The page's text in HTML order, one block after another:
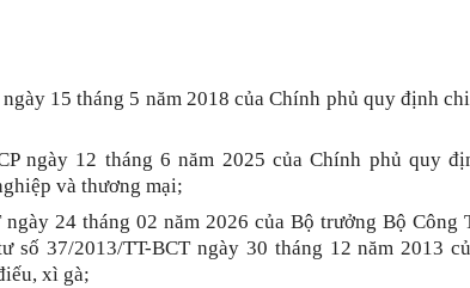
15 tháng 5 năm 2018 của Chính phủ quy định
ngày 12 tháng 6 năm 2025 của Chính phủ quy
và thương mại;
24 tháng 02 năm 2026 của Bộ trưởng Bộ Công
số 37/2013/TT-BCT ngày 30 tháng 12 năm 2013
xì gà;